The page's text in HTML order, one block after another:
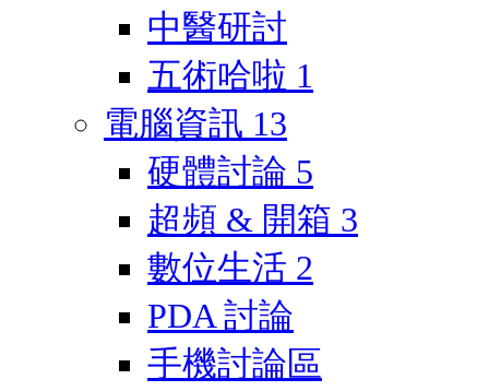
中醫研討
五術哈啦 1
電腦資訊 13
硬體討論 5
超頻 & 開箱 3
數位生活 2
PDA 討論
手機討論區